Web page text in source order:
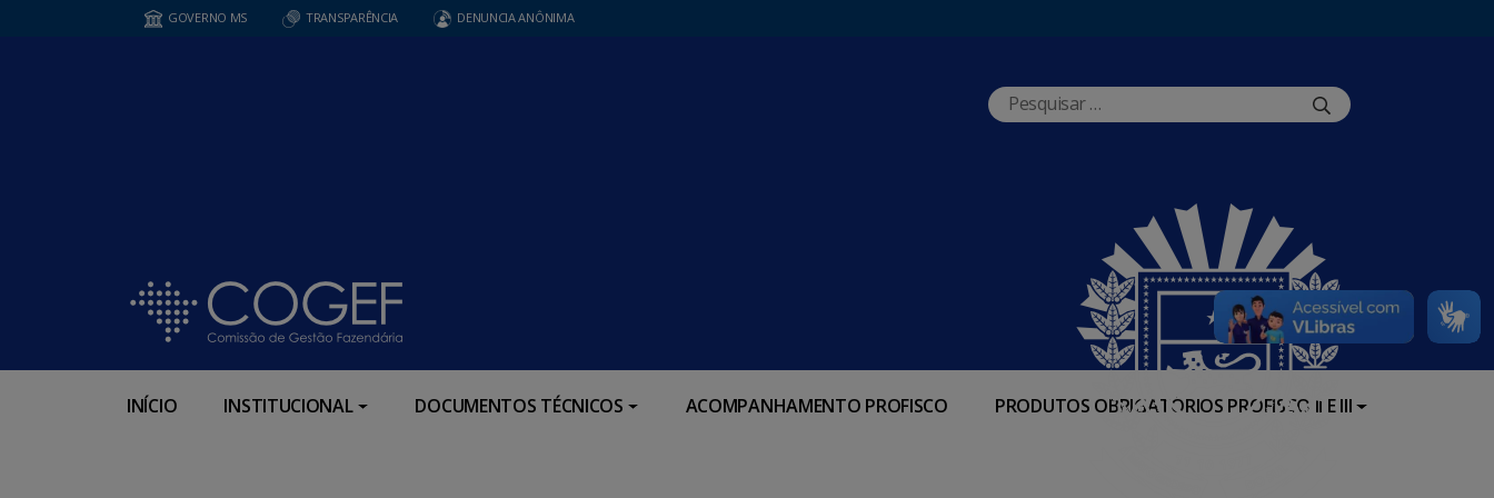
GOVERNO MS TRANSPARÊNCIA DENUNCIA ANÔNIMA
INÍCIO INSTITUCIONAL DOCUMENTOS TÉCNICOS ACOMPANHAMENTO PROFISCO PRODUTOS OBRIGATÓRIOS PROFISCO II E III